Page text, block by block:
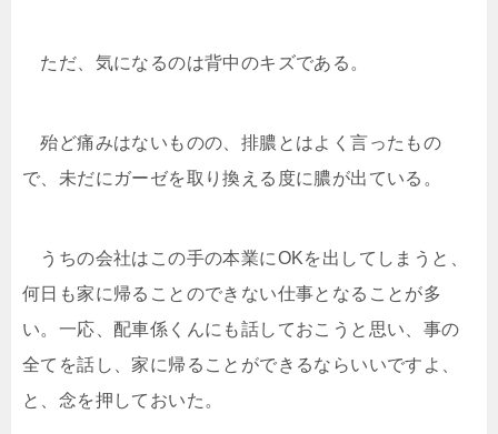
ただ、気になるのは背中のキズである。
殆ど痛みはないものの、排膿とはよく言ったもの
で、未だにガーゼを取り換える度に膿が出ている。
うちの会社はこの手の本業にOKを出してしまうと、
何日も家に帰ることのできない仕事となることが多
い。一応、配車係くんにも話しておこうと思い、事の
全てを話し、家に帰ることができるならいいですよ、
と、念を押しておいた。